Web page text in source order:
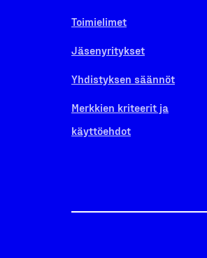
Toimielimet
Jäsenyritykset
Yhdistyksen säännöt
Merkkien kriteerit ja
käyttöehdot